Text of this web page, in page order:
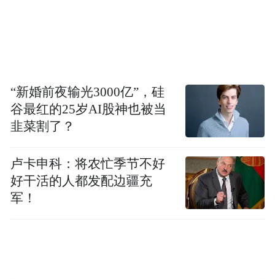
凤凰卫视刘君竹、侯有运 北京报道
“新婚前夜输光3000亿”，硅
谷最红的25岁AI股神也被当
韭菜割了？
卢卡申科：将农忙季节不好
好干活的人都发配边疆充
军！